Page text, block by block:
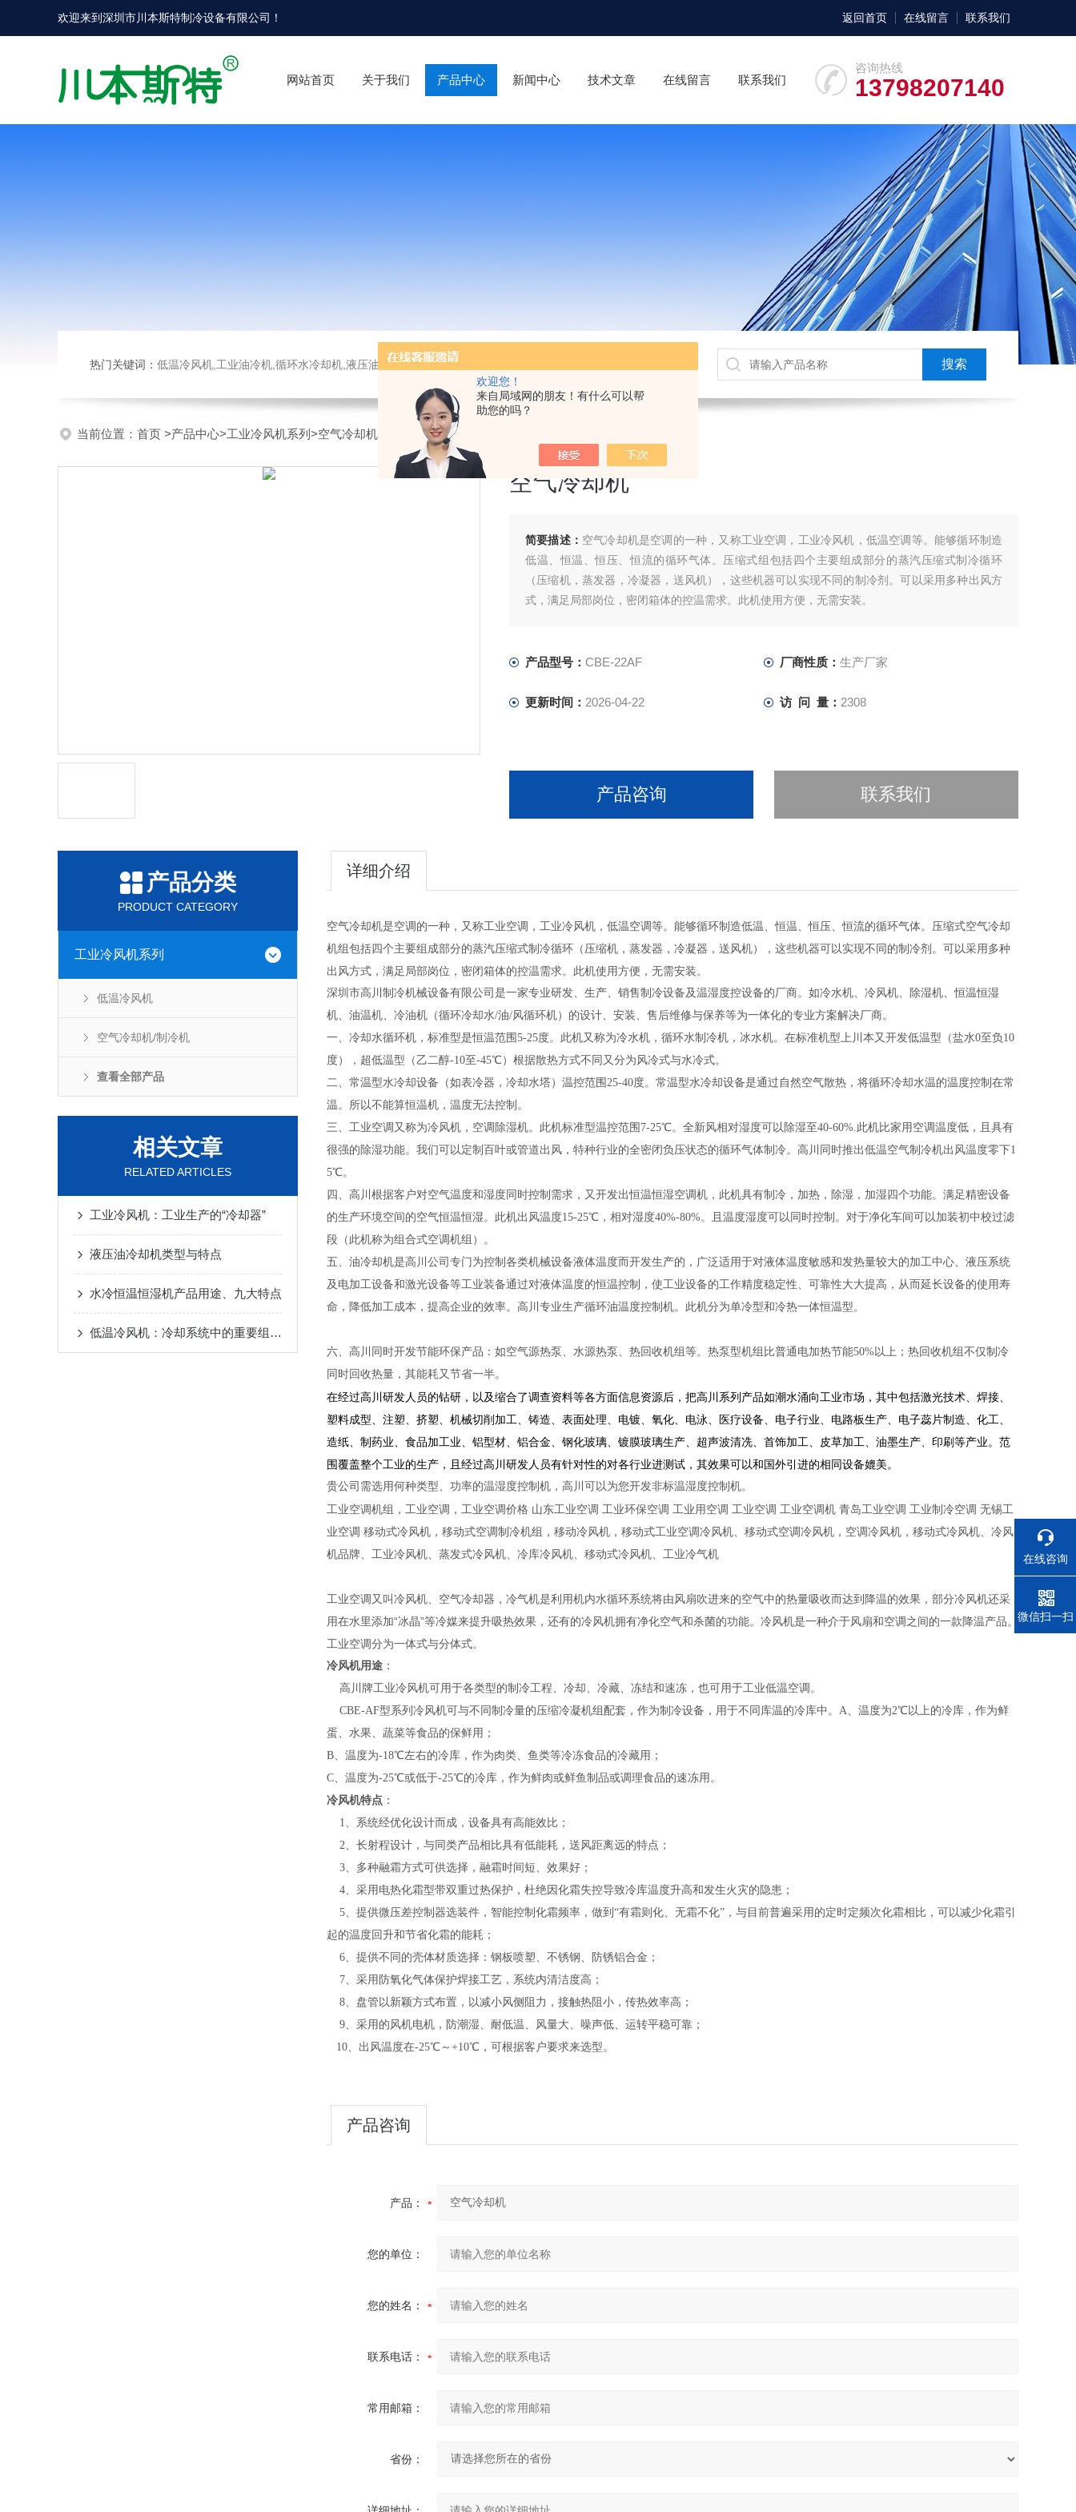
欢迎您！
来自局域网的朋友！有什么可以帮
助您的吗？
欢迎来到深圳市川本斯特制冷设备有限公司 ！ 返回首页 在线留言 联系我们
咨询热线
13798207140
网站首页 关于我们 产品中心 新闻中心 技术文章 在线留言 联系我们
热门关键词： 低温冷风机,工业油冷机,循环水冷却机,液压油冷却机
当前位置： 首页 >产品中心>工业冷风机系列 >空气冷却机/制冷机 >CBE-22AF空气冷却机
空气冷却机
简要描述： 空气冷却机是空调的一种，又称工业空调，工业冷风机，低温空调等。能够循环制造
低温、恒温、恒压、恒流的循环气体。压缩式组包括四个主要组成部分的蒸汽压缩式制冷循环
（压缩机，蒸发器，冷凝器，送风机），这些机器可以实现不同的制冷剂。可以采用多种出风方
式，满足局部岗位，密闭箱体的控温需求。此机使用方便，无需安装。
产品型号： CBE-22AF 厂商性质： 生产厂家
更新时间： 2026-04-22 访 问 量： 2308
产品咨询 联系我们
产品分类
PRODUCT CATEGORY
工业冷风机系列
低温冷风机
空气冷却机/制冷机
查看全部产品
相关文章
RELATED ARTICLES
工业冷风机：工业生产的“冷却器”
液压油冷却机类型与特点
水冷恒温恒湿机产品用途、九大特点
低温冷风机：冷却系统中的重要组成部分
详细介绍
空气冷却机是空调的一种，又称工业空调，工业冷风机，低温空调等。能够循环制造低温、恒温、恒压、恒流的循环气体。压缩式空气冷却
机组包括四个主要组成部分的蒸汽压缩式制冷循环（压缩机，蒸发器，冷凝器，送风机），这些机器可以实现不同的制冷剂。可以采用多种
出风方式，满足局部岗位，密闭箱体的控温需求。此机使用方便，无需安装。
深圳市高川制冷机械设备有限公司是一家专业研发、生产、销售制冷设备及温湿度控设备的厂商。如冷水机、冷风机、除湿机、恒温恒湿
机、油温机、冷油机（循环冷却水/油/风循环机）的设计、安装、售后维修与保养等为一体化的专业方案解决厂商。
一、冷却水循环机，标准型是恒温范围5-25度。此机又称为冷水机，循环水制冷机，冰水机。在标准机型上川本又开发低温型（盐水0至负10
度），超低温型（乙二醇-10至-45℃）根据散热方式不同又分为风冷式与水冷式。
二、常温型水冷却设备（如表冷器，冷却水塔）温控范围25-40度。常温型水冷却设备是通过自然空气散热，将循环冷却水温的温度控制在常
温。所以不能算恒温机，温度无法控制。
三、工业空调又称为冷风机，空调除湿机。此机标准型温控范围7-25℃。全新风相对湿度可以除湿至40-60%.此机比家用空调温度低，且具有
很强的除湿功能。我们可以定制百叶或管道出风，特种行业的全密闭负压状态的循环气体制冷。高川同时推出低温空气制冷机出风温度零下1
5℃。
四、高川根据客户对空气温度和湿度同时控制需求，又开发出恒温恒湿空调机，此机具有制冷，加热，除湿，加湿四个功能。满足精密设备
的生产环境空间的空气恒温恒湿。此机出风温度15-25℃，相对湿度40%-80%。且温度湿度可以同时控制。对于净化车间可以加装初中校过滤
段（此机称为组合式空调机组）。
五、 油冷却机是高川公司专门为控制各类机械设备液体温度而开发生产的，广泛适用于对液体温度敏感和发热量较大的加工中心、液压系统
及电加工设备和激光设备等工业装备通过对液体温度的恒温控制，使工业设备的工作精度稳定性、可靠性大大提高，从而延长设备的使用寿
命，降低加工成本，提高企业的效率。 高川专业生产循环油温度控制机。此机分为单冷型和冷热一体恒温型。
六、高川同时开发节能环保产品：如空气源热泵、水源热泵、热回收机组等。热泵型机组比普通电加热节能50%以上；热回收机组不仅制冷
同时回收热量，其能耗又节省一半。
在经过高川研发人员的钻研，以及缩合了调查资料等各方面信息资源后，把高川系列产品如潮水涌向工业市场，其中包括激光技术、焊接、
塑料成型、注塑、挤塑、机械切削加工、铸造、表面处理、电镀、氧化、电泳、医疗设备、电子行业、电路板生产、电子蕊片制造、化工、
造纸、制药业、食品加工业、铝型材、铝合金、钢化玻璃、镀膜玻璃生产、超声波清冼、首饰加工、皮草加工、油墨生产、印刷等产业。范
围覆盖整个工业的生产，且经过高川研发人员有针对性的对各行业进测试，其效果可以和国外引进的相同设备媲美。
贵公司需选用何种类型、功率的温湿度控制机 ，高川可以为您开发非标温湿度控制机。
工业空调机组，工业空调，工业空调价格 山东工业空调 工业环保空调 工业用空调 工业空调 工业空调机 青岛工业空调 工业制冷空调 无锡工
业空调 移动式冷风机，移动式空调制冷机组，移动冷风机，移动式工业空调冷风机、移动式空调冷风机，空调冷风机，移动式冷风机、冷风
机品牌、工业冷风机、蒸发式冷风机、冷库冷风机、移动式冷风机、工业冷气机
工业空调又叫冷风机、空气冷却器，冷气机是利用机内水循环系统将由风扇吹进来的空气中的热量吸收而达到降温的效果，部分冷风机还采
用在水里添加“冰晶”等冷媒来提升吸热效果，还有的冷风机拥有净化空气和杀菌的功能。冷风机是一种介于风扇和空调之间的一款降温产品。
工业空调分为一体式与分体式。
冷风机用途 ：
高川牌工业冷风机可用于各类型的制冷工程、冷却、冷藏、冻结和速冻，也可用于工业低温空调。
CBE-AF型系列冷风机可与不同制冷量的压缩冷凝机组配套，作为制冷设备，用于不同库温的冷库中。A、温度为2℃以上的冷库，作为鲜
蛋、水果、蔬菜等食品的保鲜用；
B、温度为-18℃左右的冷库，作为肉类、鱼类等冷冻食品的冷藏用；
C、温度为-25℃或低于-25℃的冷库，作为鲜肉或鲜鱼制品或调理食品的速冻用。
冷风机特点 ：
1、系统经优化设计而成，设备具有高能效比；
2、长射程设计，与同类产品相比具有低能耗，送风距离远的特点；
3、多种融霜方式可供选择，融霜时间短、效果好；
4、采用电热化霜型带双重过热保护，杜绝因化霜失控导致冷库温度升高和发生火灾的隐患；
5、提供微压差控制器选装件，智能控制化霜频率，做到“有霜则化、无霜不化”，与目前普遍采用的定时定频次化霜相比，可以减少化霜引
起的温度回升和节省化霜的能耗；
6、提供不同的壳体材质选择：钢板喷塑、不锈钢、防锈铝合金；
7、采用防氧化气体保护焊接工艺，系统内清洁度高；
8、盘管以新颖方式布置，以减小风侧阻力，接触热阻小，传热效率高；
9、采用的风机电机，防潮湿、耐低温、风量大、噪声低、运转平稳可靠；
10、出风温度在-25℃～+10℃，可根据客户要求来选型。
产品咨询
产品：
您的单位：
您的姓名：
联系电话：
常用邮箱：
省份：
在线咨询
电话
微信扫一扫